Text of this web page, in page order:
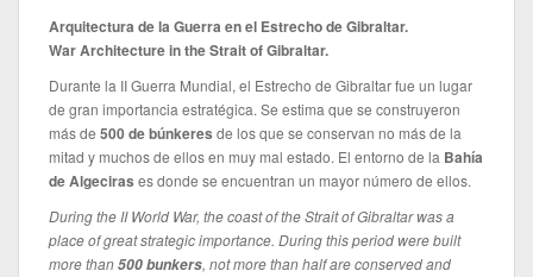
Arquitectura de la Guerra en el Estrecho de Gibraltar.
War Architecture in the Strait of Gibraltar.
Durante la II Guerra Mundial, el Estrecho de Gibraltar fue un lugar
de gran importancia estratégica. Se estima que se construyeron
más de 500 de búnkeres de los que se conservan no más de la
mitad y muchos de ellos en muy mal estado. El entorno de la Bahía
de Algeciras es donde se encuentran un mayor número de ellos.
During the II World War, the coast of the Strait of Gibraltar was a
place of great strategic importance. During this period were built
more than500 bunkers, not more than half are conserved and